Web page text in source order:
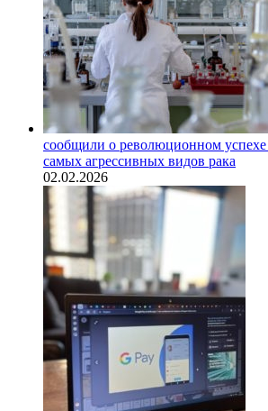
сообщили о революционном успехе
самых агрессивных видов рака
02.02.2026